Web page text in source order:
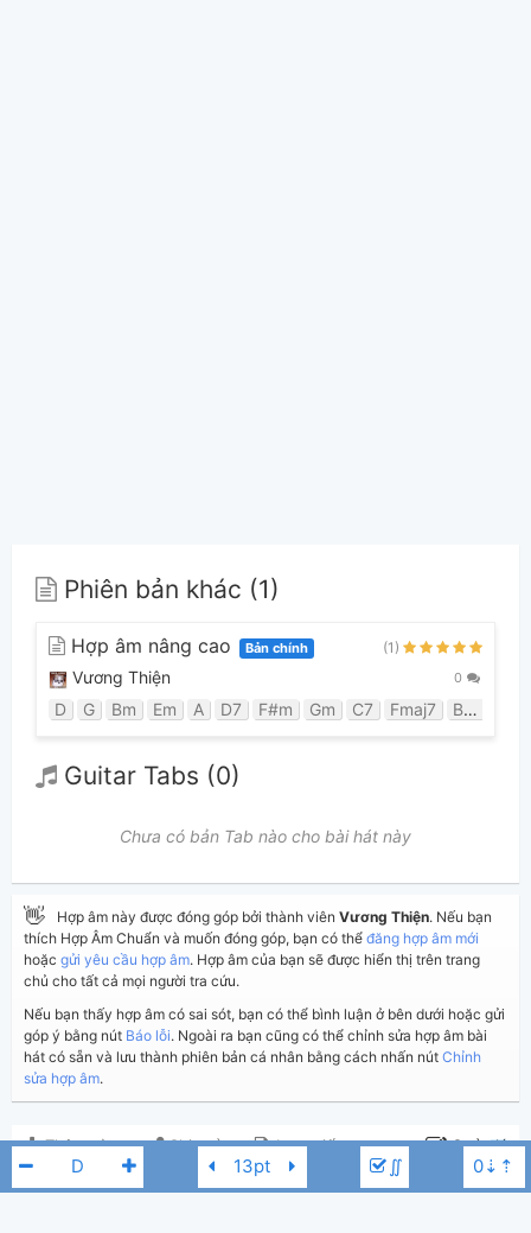
∬
Phiên bản khác (1)
Hợp âm nâng cao Bản chính (1)
Vương Thiện 0
D G Bm Em A D7 F#m Gm C7 Fmaj7 Bbmaj7
Guitar Tabs (0)
Chưa có bản Tab nào cho bài hát này
👋 Hợp âm này được đóng góp bởi thành viên Vương Thiện. Nếu bạn
thích Hợp Âm Chuẩn và muốn đóng góp, bạn có thể đăng hợp âm mới
hoặc gửi yêu cầu hợp âm. Hợp âm của bạn sẽ được hiển thị trên trang
chủ cho tất cả mọi người tra cứu.
Nếu bạn thấy hợp âm có sai sót, bạn có thể bình luận ở bên dưới hoặc gửi
góp ý bằng nút Báo lỗi. Ngoài ra bạn cũng có thể chỉnh sửa hợp âm bài
hát có sẵn và lưu thành phiên bản cá nhân bằng cách nhấn nút Chỉnh
sửa hợp âm.
Thêm vào Chia sẻ In ra giấy Quản lý
Cập nhật: ngày 22 tháng 01, 2018